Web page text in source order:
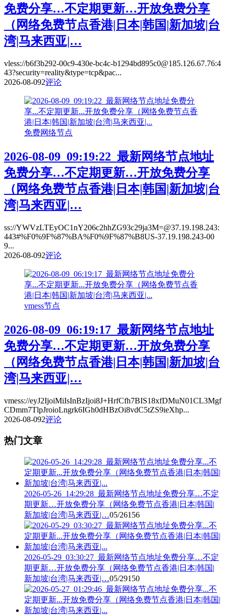
免费分享…不定期更新…开放免费分享
（网络免费节点香港|日本|韩国|新加坡|台
湾|马来西亚|…
vless://b6f3b292-00c9-430e-bc4c-b1294bd895c0@185.126.67.76:4
43?security=reality&type=tcp&pac...
2026-08-092评论
免费网络节点
2026-08-09_09:19:22_最新网络节点地址
免费分享…不定期更新…开放免费分享
（网络免费节点香港|日本|韩国|新加坡|台
湾|马来西亚|…
ss://YWVzLTEyOC1nY206c2hhZG93c29ja3M=@37.19.198.243:
443#%F0%9F%87%BA%F0%9F%87%B8US-37.19.198.243-00
9...
2026-08-092评论
vmess节点
2026-08-09_06:19:17_最新网络节点地址
免费分享…不定期更新…开放免费分享
（网络免费节点香港|日本|韩国|新加坡|台
湾|马来西亚|…
vmess://eyJ2IjoiMiIsInBzIjoi8J+HrfCfh7BIS18xfDMuN01CL3Mgf
CDmm7TlpJroioLngrk6IGh0dHBzOi8vdC5tZS9ieXhp...
2026-08-092评论
热门文章
2026-05-26_14:29:28_最新网络节点地址免费分享…不定
期更新…开放免费分享（网络免费节点香港|日本|韩国|
新加坡|台湾|马来西亚|…05/26156
2026-05-29_03:30:27_最新网络节点地址免费分享…不定
期更新…开放免费分享（网络免费节点香港|日本|韩国|
新加坡|台湾|马来西亚|…05/29150